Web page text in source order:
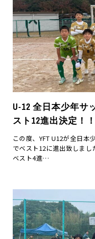
U-12 全日本少年サ
スト12進出決定！！
この度、YFT U12が全日本
でベスト12に進出致しま
ベスト4進…